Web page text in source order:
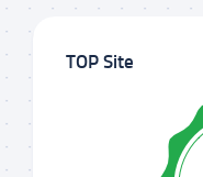
TOP Site